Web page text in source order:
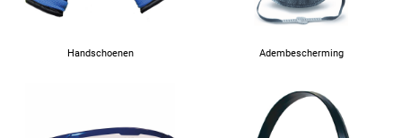
Handschoenen Adembescherming